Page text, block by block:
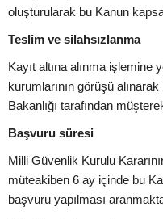
oluşturularak bu Kanun
Teslim ve silahsızlanma
Kayıt altına alınma işlemine
kurumlarının görüşü
Bakanlığı tarafından
Başvuru süresi
Milli Güvenlik Kurulu
müteakiben 6 ay içinde bu
başvuru yapılması